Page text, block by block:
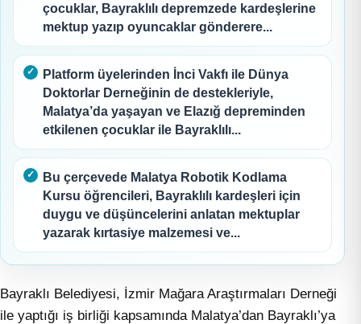
çocuklar, Bayraklılı depremzede kardeşlerine
mektup yazıp oyuncaklar gönderere...
Platform üyelerinden İnci Vakfı ile Dünya
Doktorlar Derneğinin de destekleriyle,
Malatya’da yaşayan ve Elazığ depreminden
etkilenen çocuklar ile Bayraklılı...
Bu çerçevede Malatya Robotik Kodlama
Kursu öğrencileri, Bayraklılı kardeşleri için
duygu ve düşüncelerini anlatan mektuplar
yazarak kırtasiye malzemesi ve...
Bayraklı Belediyesi, İzmir Mağara Araştırmaları Derneği
ile yaptığı iş birliği kapsamında Malatya’dan Bayraklı’ya